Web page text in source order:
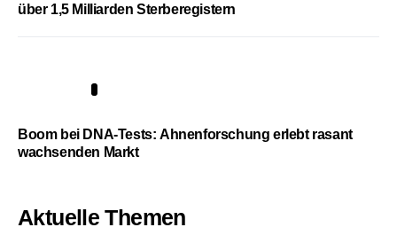
über 1,5 Milliarden Sterberegistern
Boom bei DNA-Tests: Ahnenforschung erlebt rasant
wachsenden Markt
Aktuelle Themen